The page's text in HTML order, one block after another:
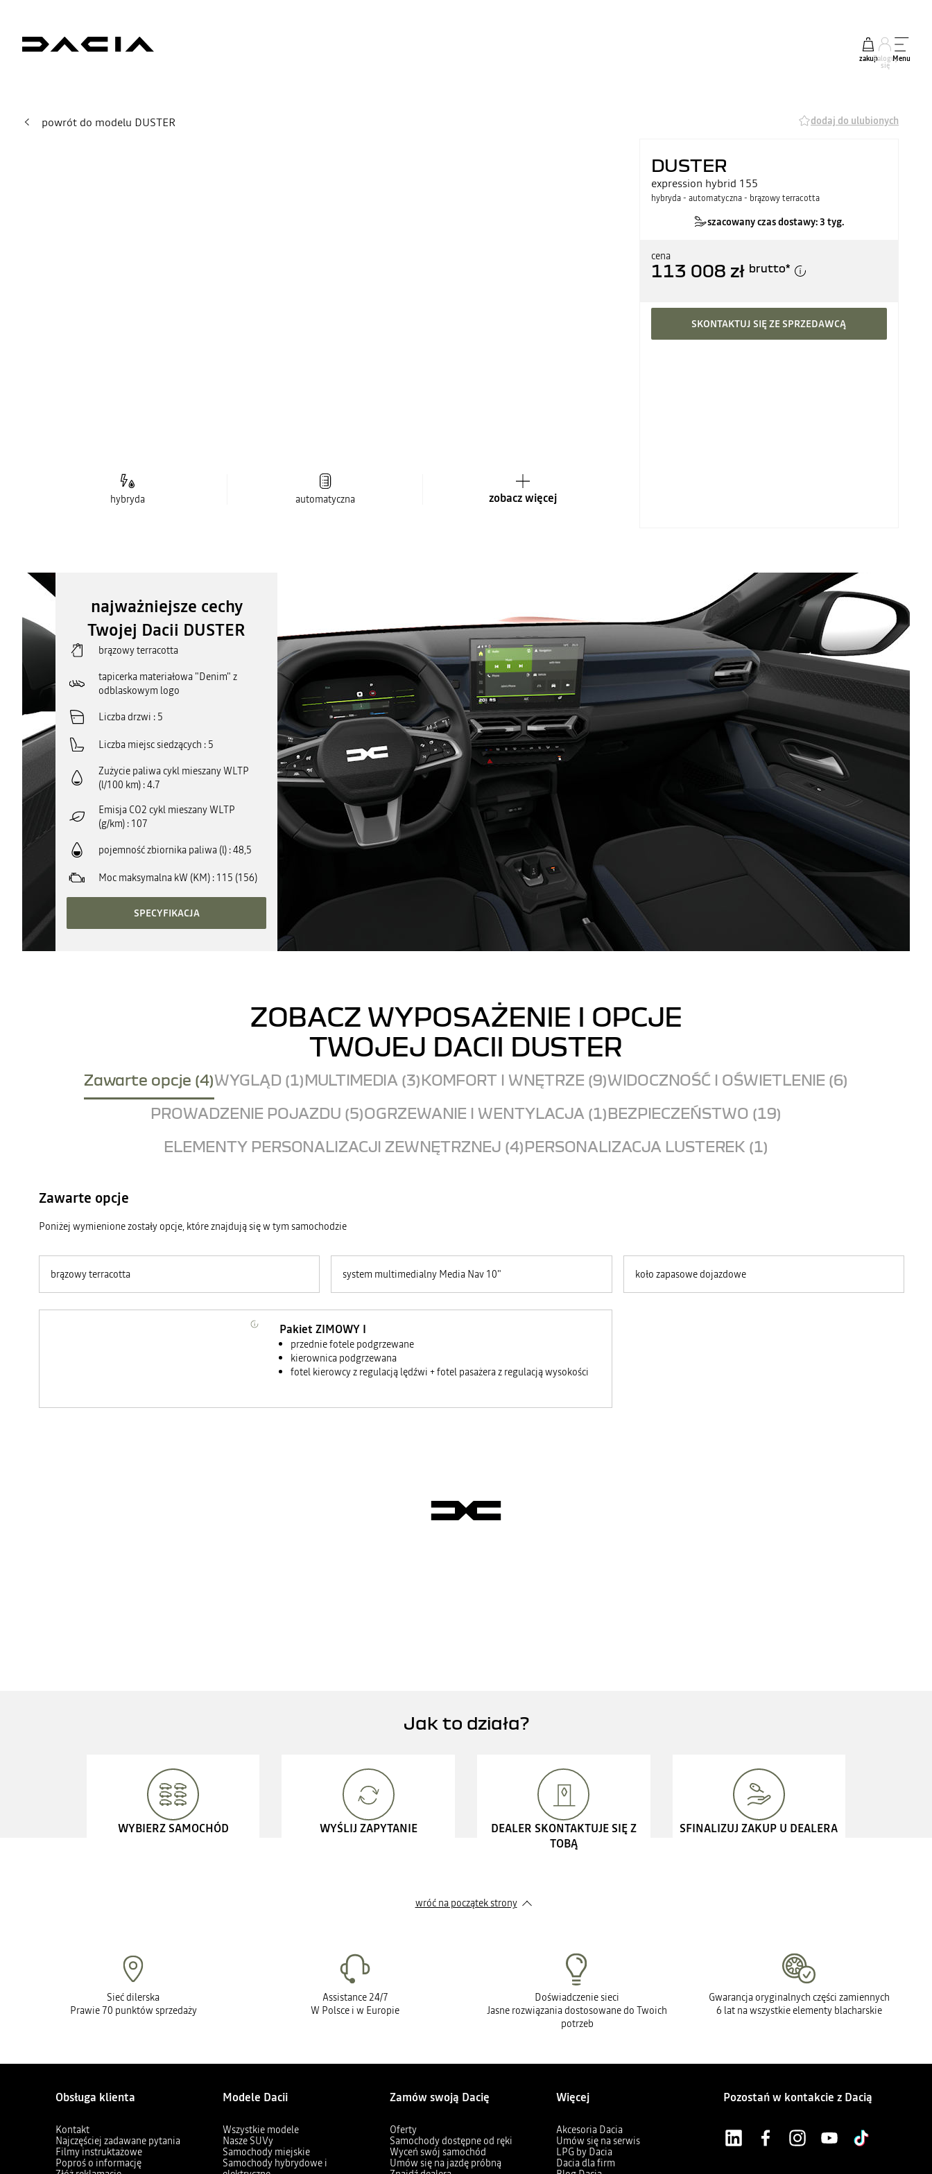
zakupZaloguj
się
Menu
powrót do modelu DUSTER dodaj do ulubionych
hybryda automatyczna zobacz więcej
DUSTER
expression hybrid 155
hybryda - automatyczna - brązowy terracotta
szacowany czas dostawy: 3 tyg.
cena
113 008 zł brutto*
SKONTAKTUJ SIĘ ZE SPRZEDAWCĄ
najważniejsze cechy
Twojej Dacii DUSTER
brązowy terracotta
tapicerka materiałowa "Denim" z
odblaskowym logo
Liczba drzwi 5
Liczba miejsc siedzących 5
Zużycie paliwa cykl mieszany WLTP
(l/100 km) 4.7
Emisja CO2 cykl mieszany WLTP
(g/km) 107
pojemność zbiornika paliwa (l) 48,5
Moc maksymalna kW (KM) 115 (156)
SPECYFIKACJA
ZOBACZ WYPOSAŻENIE I OPCJE
TWOJEJ DACII DUSTER
Zawarte opcje (4)WYGLĄD (1)MULTIMEDIA (3)KOMFORT I WNĘTRZE (9)WIDOCZNOŚĆ I OŚWIETLENIE (6)
PROWADZENIE POJAZDU (5)OGRZEWANIE I WENTYLACJA (1)BEZPIECZEŃSTWO (19)
ELEMENTY PERSONALIZACJI ZEWNĘTRZNEJ (4)PERSONALIZACJA LUSTEREK (1)
Zawarte opcje
Poniżej wymienione zostały opcje, które znajdują się w tym samochodzie
brązowy terracotta system multimedialny Media Nav 10"
Pakiet ZIMOWY I
przednie fotele podgrzewane
kierownica podgrzewana
fotel kierowcy z regulacją lędźwi + fotel pasażera z regulacją wysokości
koło zapasowe dojazdowe
Jak to działa?
WYBIERZ SAMOCHÓD WYŚLIJ ZAPYTANIE
DEALER SKONTAKTUJE SIĘ Z
TOBĄ
SFINALIZUJ ZAKUP U DEALERA
wróć na początek strony
Sieć dilerska
Prawie 70 punktów sprzedaży
Assistance 24/7
W Polsce i w Europie
Doświadczenie sieci
Jasne rozwiązania dostosowane do Twoich
potrzeb
Gwarancja oryginalnych części zamiennych
6 lat na wszystkie elementy blacharskie
Obsługa klienta
Kontakt
Najczęściej zadawane pytania
Filmy instruktażowe
Poproś o informację
Modele Dacii
Wszystkie modele
Nasze SUVy
Samochody miejskie
Samochody hybrydowe i
Zamów swoją Dacię
Oferty
Samochody dostępne od ręki
Wyceń swój samochód
Umów się na jazdę próbną
Więcej
Akcesoria Dacia
Umów się na serwis
LPG by Dacia
Dacia dla firm
Pozostań w kontakcie z Dacią